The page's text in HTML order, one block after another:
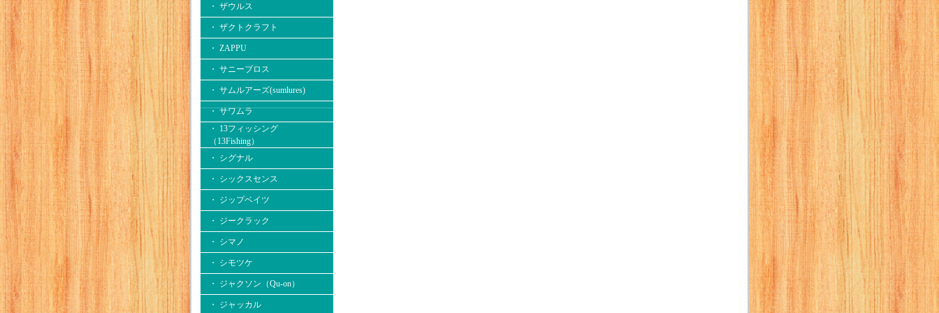
・ ザウルス
・ ザクトクラフト
・ ZAPPU
・ サニーブロス
・ サムルアーズ(sumlures)
・ サワムラ
・ 13フィッシング
（13Fishing）
・ シグナル
・ シックスセンス
・ ジップベイツ
・ ジークラック
・ シマノ
・ シモツケ
・ ジャクソン（Qu-on）
・ ジャッカル